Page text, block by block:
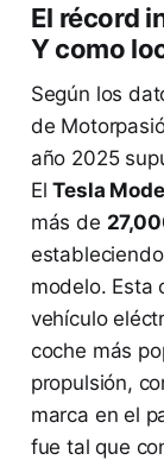
El récord
Y como
Según los
de
año 2025
ElTesla
más de
modelo. Esta
vehículo
coche más
propulsión,
marca en el
fue tal que